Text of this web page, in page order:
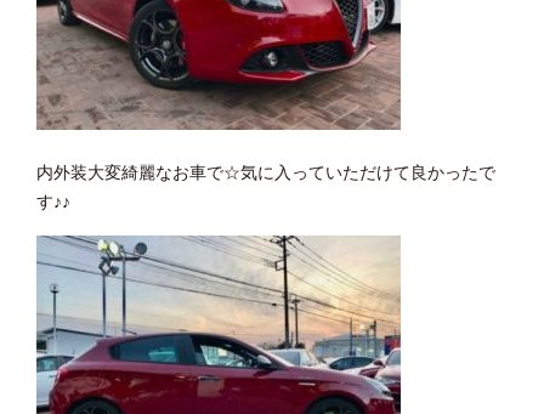
内外装大変綺麗なお車で☆気に入っていただけて良かったで
す♪♪